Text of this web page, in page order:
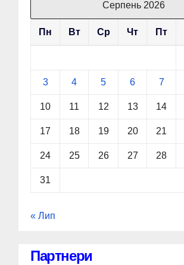
Серпень 2026
Пн Вт Ср Чт Пт
3 4 5 6 7
10 11 12 13 14
17 18 19 20 21
24 25 26 27 28
31
« Лип
Партнери